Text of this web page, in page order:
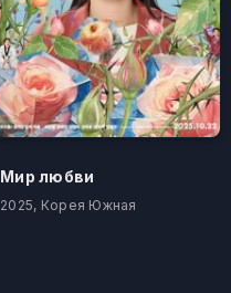
Мир любви
2025, Корея Южная